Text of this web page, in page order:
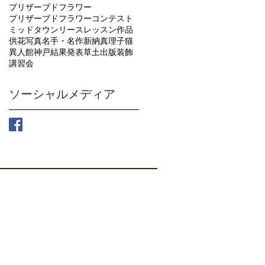
プリザーブドフラワー
プリザーブドフラワーコンテスト
ミッドタウン リース レッスン作品
供花写真名手・名作新納真理子猫
異人館神戸結果発表草土出版装飾
講習会
ソーシャルメディア